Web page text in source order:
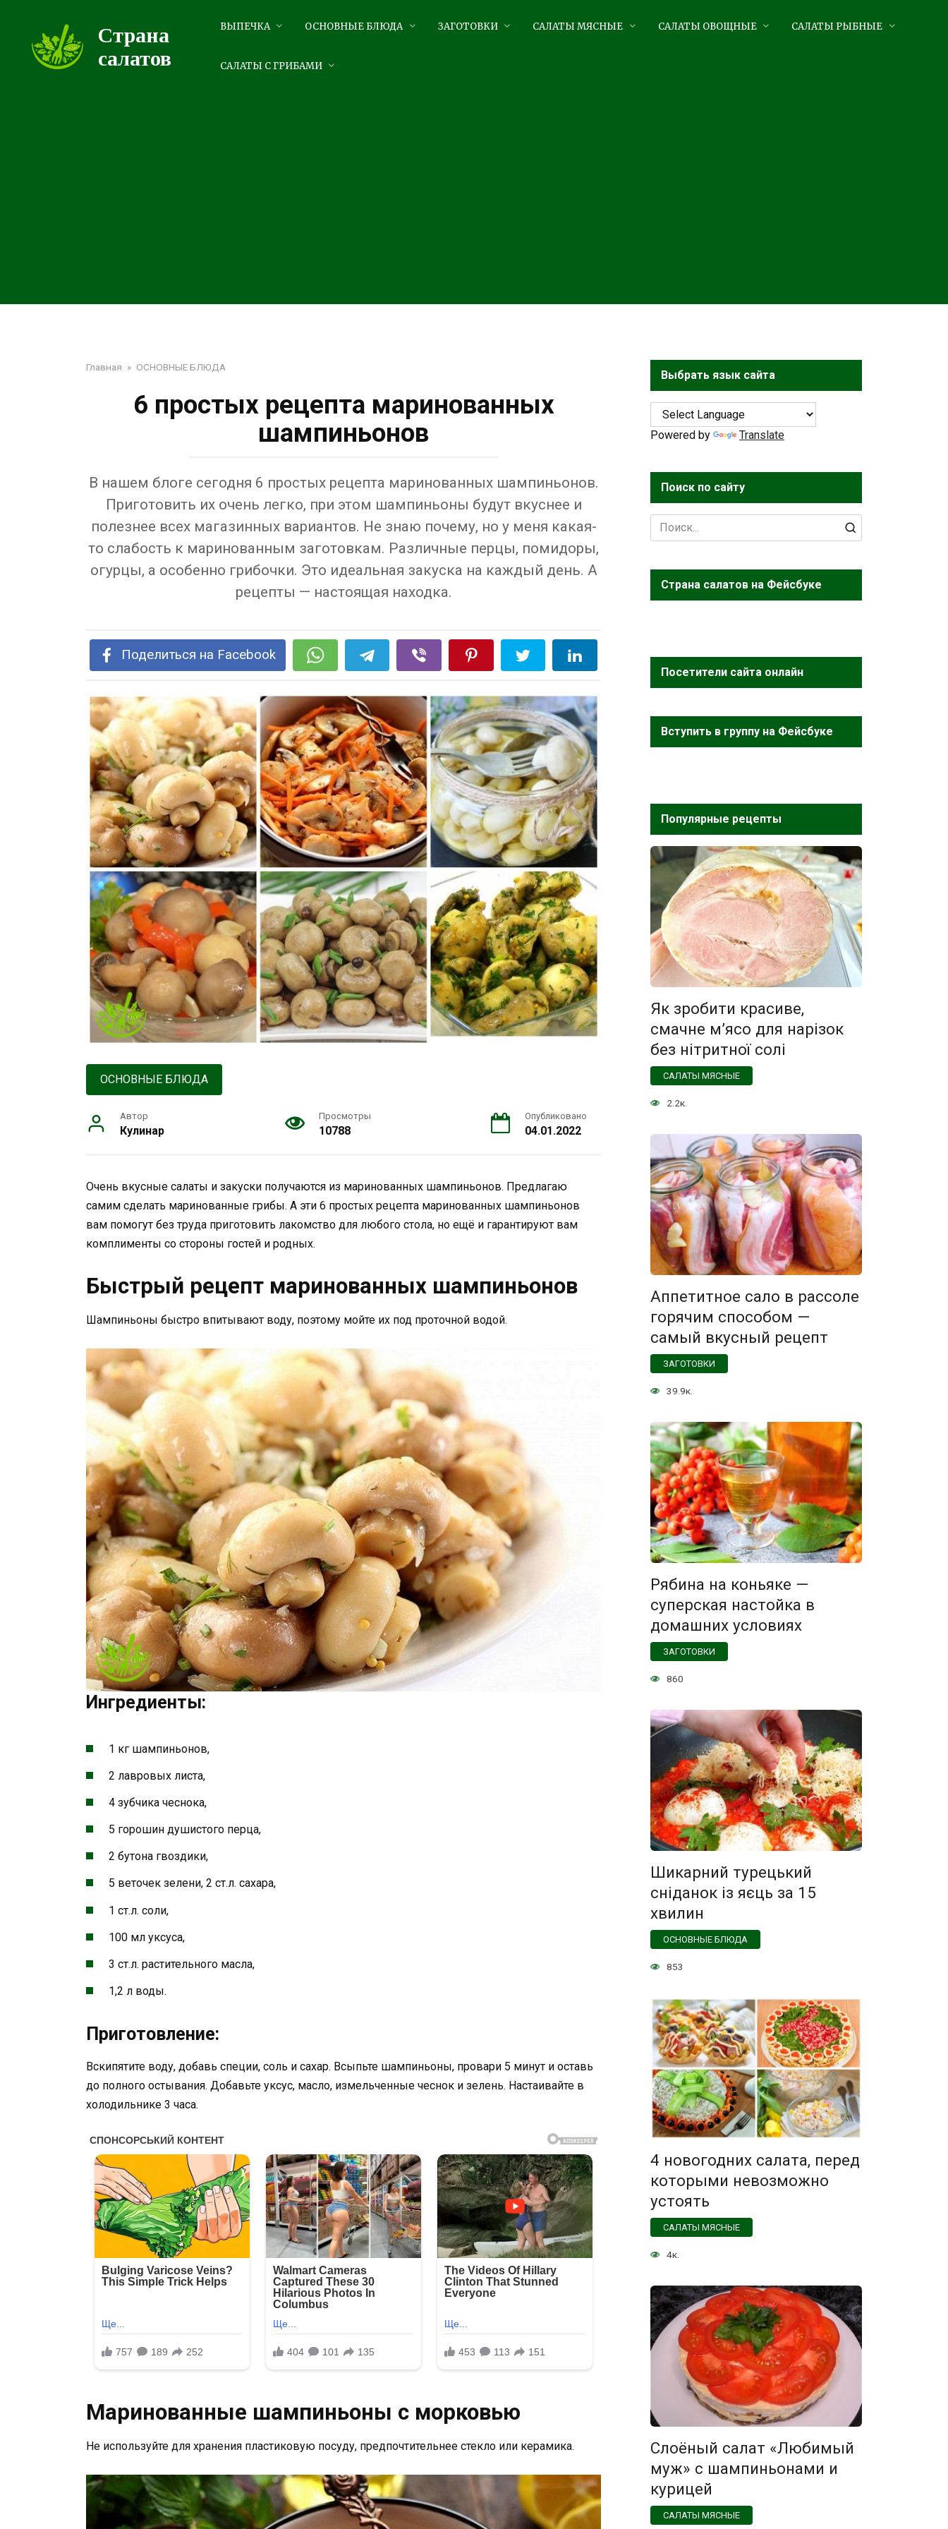
контенту
Страна
салатов
ВЫПЕЧКА ОСНОВНЫЕ БЛЮДА ЗАГОТОВКИ САЛАТЫ МЯСНЫЕ САЛАТЫ ОВОЩНЫЕ САЛАТЫ РЫБНЫЕ
САЛАТЫ С ГРИБАМИ
Главная » ОСНОВНЫЕ БЛЮДА
6 простых рецепта маринованных
шампиньонов
В нашем блоге сегодня 6 простых рецепта маринованных шампиньонов.
Приготовить их очень легко, при этом шампиньоны будут вкуснее и
полезнее всех магазинных вариантов. Не знаю почему, но у меня какая-
то слабость к маринованным заготовкам. Различные перцы, помидоры,
огурцы, а особенно грибочки. Это идеальная закуска на каждый день. А
рецепты — настоящая находка.
Поделиться на Facebook
ОСНОВНЫЕ БЛЮДА
Автор
Кулинар
Просмотры
10788
Опубликовано
04.01.2022
Очень вкусные салаты и закуски получаются из маринованных шампиньонов. Предлагаю
самим сделать маринованные грибы. А эти 6 простых рецепта маринованных шампиньонов
вам помогут без труда приготовить лакомство для любого стола, но ещё и гарантируют вам
комплименты со стороны гостей и родных.
Быстрый рецепт маринованных шампиньонов
Шампиньоны быстро впитывают воду, поэтому мойте их под проточной водой.
Ингредиенты:
1 кг шампиньонов,
2 лавровых листа,
4 зубчика чеснока,
5 горошин душистого перца,
2 бутона гвоздики,
5 веточек зелени, 2 ст.л. сахара,
1 ст.л. соли,
100 мл уксуса,
3 ст.л. растительного масла,
1,2 л воды.
Приготовление:
Вскипятите воду, добавь специи, соль и сахар. Всыпьте шампиньоны, провари 5 минут и оставь
до полного остывания. Добавьте уксус, масло, измельченные чеснок и зелень. Настаивайте в
холодильнике 3 часа.
Маринованные шампиньоны с морковью
Не используйте для хранения пластиковую посуду, предпочтительнее стекло или керамика.
Выбрать язык сайта
Powered by Translate
Поиск по сайту
Search
for:
Страна салатов на Фейсбуке
Посетители сайта онлайн
Вступить в группу на Фейсбуке
Популярные рецепты
Як зробити красиве,
смачне м’ясо для нарізок
без нітритної солі
САЛАТЫ МЯСНЫЕ
2.2к.
Аппетитное сало в рассоле
горячим способом —
самый вкусный рецепт
ЗАГОТОВКИ
39.9к.
Рябина на коньяке —
суперская настойка в
домашних условиях
ЗАГОТОВКИ
860
Шикарний турецький
сніданок із яєць за 15
хвилин
ОСНОВНЫЕ БЛЮДА
853
4 новогодних салата, перед
которыми невозможно
устоять
САЛАТЫ МЯСНЫЕ
4к.
Слоёный салат «Любимый
муж» с шампиньонами и
курицей
САЛАТЫ МЯСНЫЕ